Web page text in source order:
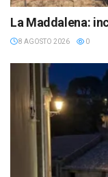
La Maddalena:
8 AGOSTO 2026 0